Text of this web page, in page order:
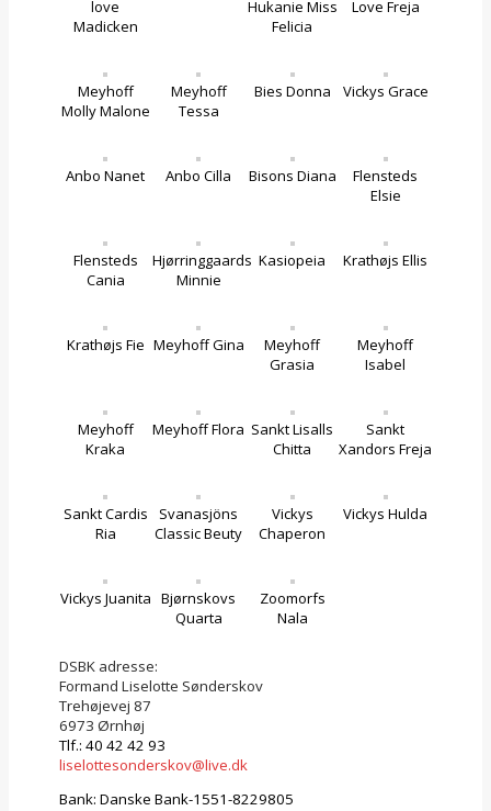
love
Madicken
Hukanie Miss
Felicia
Love Freja
Meyhoff
Molly Malone
Meyhoff
Tessa
Bies Donna Vickys Grace
Anbo Nanet Anbo Cilla Bisons Diana
Flensteds
Elsie
Flensteds
Cania
Hjørringgaards
Minnie
Kasiopeia Krathøjs Ellis
Krathøjs Fie Meyhoff Gina
Meyhoff
Grasia
Meyhoff
Isabel
Meyhoff
Kraka
Meyhoff Flora Sankt Lisalls
Chitta
Sankt
Xandors Freja
Sankt Cardis
Ria
Svanasjöns
Classic Beuty
Vickys
Chaperon
Vickys Hulda
Vickys Juanita Bjørnskovs
Quarta
Zoomorfs
Nala
DSBK adresse:
Formand Liselotte Sønderskov
Trehøjevej 87
6973 Ørnhøj
Tlf.: 40 42 42 93
liselottesonderskov@live.dk
Bank: Danske Bank-1551-8229805